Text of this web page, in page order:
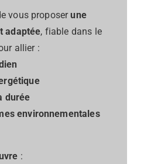
vous proposerune
adaptée, fiable dans le
allier :
durée
environnementales
: